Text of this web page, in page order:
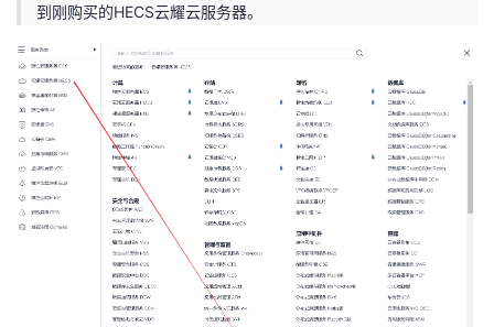
到刚购买的HECS云耀云服务器。